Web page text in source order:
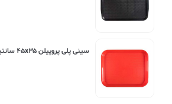
سینی پلی پروپیلن ۴۵x۳۵ سانتیمتری گوجه ای کیچن تک